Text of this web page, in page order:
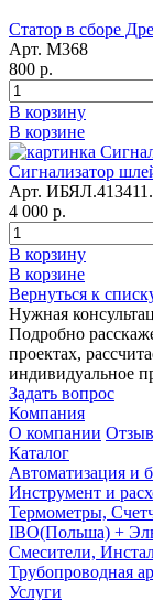
Статор в сборе
Арт. М368
800 р.
В корзину
В корзине
Сигнализатор
Арт.
4 000 р.
В корзину
В корзине
Вернуться к
Нужная
Подробно
проектах,
индивидуальное
Задать вопрос
Компания
О компании
Каталог
Автоматизация и
Инструмент и
Термометры,
IBO(Польша) +
Смесители,
Трубопроводная
Услуги